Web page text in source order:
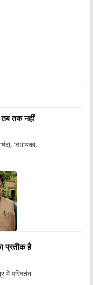
तक नहीं
विधायकों,
प्रतीक है
में परिवर्तन